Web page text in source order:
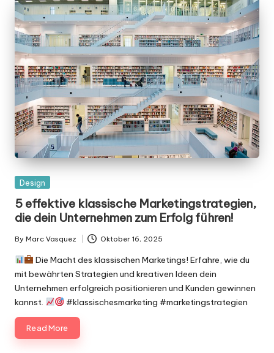
Posted
Design
5 effektive klassische Marketingstrategien,
die dein Unternehmen zum Erfolg führen!
Posted
by
By Marc Vasquez Oktober 16, 2025
Die Macht des klassischen Marketings! Erfahre, wie du
mit bewährten Strategien und kreativen Ideen dein
Unternehmen erfolgreich positionieren und Kunden gewinnen
kannst.
#klassischesmarketing #marketingstrategien
Read More